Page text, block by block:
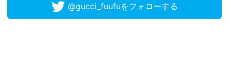
@gucci_fuufuをフォローする